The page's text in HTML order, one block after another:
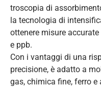
troscopia di
la tecnologia di
ottenere misure
e ppb.
Con i vantaggi di una
precisione, è adatto a
gas, chimica fine, ferro